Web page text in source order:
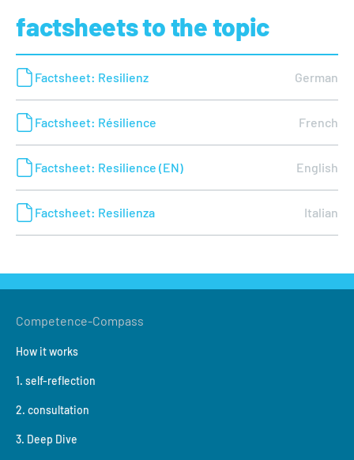
factsheets to the topic
Factsheet: Resilienz German
Factsheet: Résilience French
Factsheet: Resilience (EN) English
Factsheet: Resilienza Italian
Competence-Compass
How it works
1. self-reflection
2. consultation
3. Deep Dive